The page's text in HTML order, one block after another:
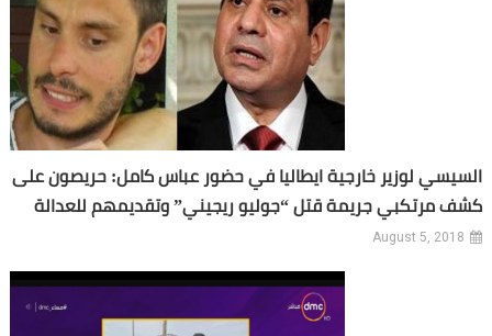
السيسي لوزير خارجية ايطاليا في حضور عباس كامل: حريصون على
كشف مرتكبي جريمة قتل “جوليو ريجيني” وتقديمهم للعدالة
August 5, 2018